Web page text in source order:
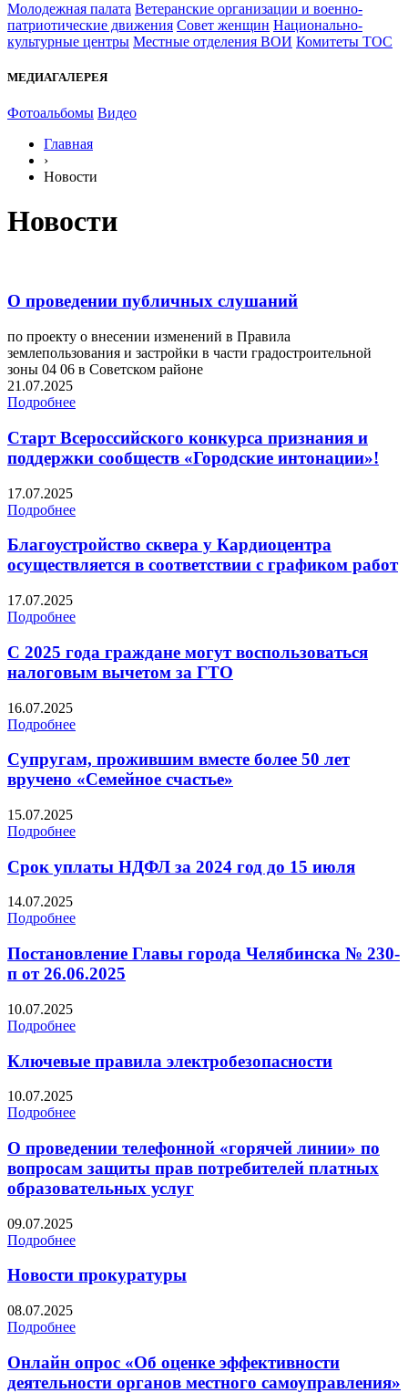
Молодежная палата Ветеранские организации и военно-
патриотические движения Совет женщин Национально-
культурные центры Местные отделения ВОИ Комитеты ТОС
МЕДИАГАЛЕРЕЯ
Фотоальбомы Видео
Главная
›
Новости
Новости
О проведении публичных слушаний
по проекту о внесении изменений в Правила
землепользования и застройки в части градостроительной
зоны 04 06 в Советском районе
21.07.2025
Подробнее
Старт Всероссийского конкурса признания и
поддержки сообществ «Городские интонации»!
17.07.2025
Подробнее
Благоустройство сквера у Кардиоцентра
осуществляется в соответствии с графиком работ
17.07.2025
Подробнее
С 2025 года граждане могут воспользоваться
налоговым вычетом за ГТО
16.07.2025
Подробнее
Супругам, прожившим вместе более 50 лет
вручено «Семейное счастье»
15.07.2025
Подробнее
Срок уплаты НДФЛ за 2024 год до 15 июля
14.07.2025
Подробнее
Постановление Главы города Челябинска № 230-
п от 26.06.2025
10.07.2025
Подробнее
Ключевые правила электробезопасности
10.07.2025
Подробнее
О проведении телефонной «горячей линии» по
вопросам защиты прав потребителей платных
образовательных услуг
09.07.2025
Подробнее
Новости прокуратуры
08.07.2025
Подробнее
Онлайн опрос «Об оценке эффективности
деятельности органов местного самоуправления»